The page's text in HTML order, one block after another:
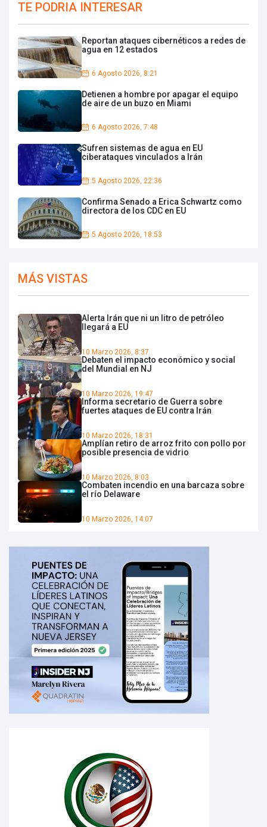
TE PODRIA INTERESAR
Reportan ataques cibernéticos a redes de
agua en 12 estados
6 Agosto 2026, 8:21
Detienen a hombre por apagar el equipo
de aire de un buzo en Miami
6 Agosto 2026, 7:48
Sufren sistemas de agua en EU
ciberataques vinculados a Irán
5 Agosto 2026, 22:36
Confirma Senado a Erica Schwartz como
directora de los CDC en EU
5 Agosto 2026, 18:53
MÁS VISTAS
Alerta Irán que ni un litro de petróleo
llegará a EU
10 Marzo 2026, 8:37
Debaten el impacto económico y social
del Mundial en NJ
10 Marzo 2026, 19:47
Informa secretario de Guerra sobre
fuertes ataques de EU contra Irán
10 Marzo 2026, 18:31
Amplían retiro de arroz frito con pollo por
posible presencia de vidrio
10 Marzo 2026, 8:03
Combaten incendio en una barcaza sobre
el río Delaware
10 Marzo 2026, 14:07